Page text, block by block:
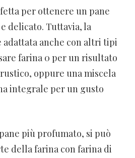
per ottenere un pane
delicato. Tuttavia, la
adattata anche con altri tipi
farina 0 per un risultato
oppure una miscela
integrale per un gusto
più profumato, si può
della farina con farina di